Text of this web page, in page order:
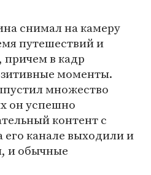
снимал на камеру
путешествий и
, причем в кадр
моменты.
множество
он успешно
контент с
канале выходили и
и обычные